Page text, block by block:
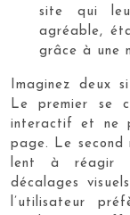
site qui
agréable,
grâce à une
Imaginez deux
Le premier se
interactif et ne
page. Le second
lent à réagir
décalages
l’utilisateur